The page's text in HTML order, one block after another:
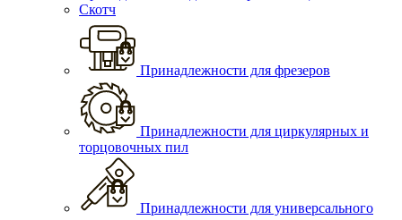
Скотч
Принадлежности для фрезеров
Принадлежности для циркулярных и
торцовочных пил
Принадлежности для универсального